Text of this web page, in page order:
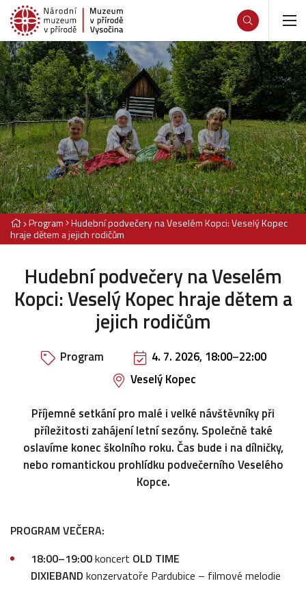
Program Hudební podvečery na Veselém Kopci: Veselý Kopec
hraje dětem a jejich rodičům
Hudební podvečery na Veselém
Kopci: Veselý Kopec hraje dětem a
jejich rodičům
Program 4. 7. 2026, 18:00–22:00
Veselý Kopec
Příjemné setkání pro malé i velké návštěvníky při
příležitosti zahájení letní sezóny. Společně také
oslavíme konec školního roku. Čas bude i na dílničky,
nebo romantickou prohlídku podvečerního Veselého
Kopce.
PROGRAM VEČERA:
18:00–19:00koncert OLD TIME
DIXIEBAND konzervatoře Pardubice – filmové melodie